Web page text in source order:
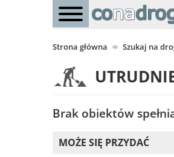
Strona główna Szukaj na
Brak obiektów
MOŻE SIĘ PRZYDAĆ